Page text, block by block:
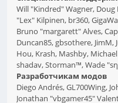
Will "Kindred" Wagner,
"Lex" Kilpinen, br360,
Bruno "margarett" Alves,
Duncan85, gbsothere,
Hou, Krash, Mashby,
shadav, Storman™, Wade
Разработчикам модов
Diego Andrés, GL700Wing,
Jonathan "vbgamer45"